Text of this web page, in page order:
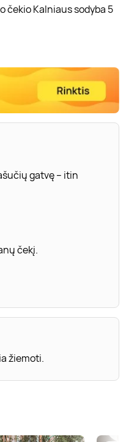
čekio Kalniaus sodyba 5
gatvę – itin
čekį.
žiemoti.